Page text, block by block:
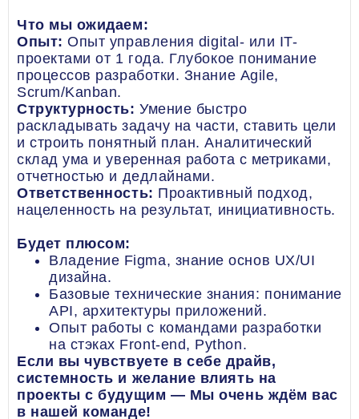
Что мы ожидаем:
Опыт: Опыт управления digital- или IT-
проектами от 1 года. Глубокое понимание
процессов разработки. Знание Agile,
Scrum/Kanban.
Структурность:Умение быстро
раскладывать задачу на части, ставить цели
и строить понятный план. Аналитический
склад ума и уверенная работа с метриками,
отчетностью и дедлайнами.
Ответственность: Проактивный подход,
нацеленность на результат, инициативность.
Будет плюсом:
Владение Figma, знание основ UX/UI
дизайна.
Базовые технические знания: понимание
API, архитектуры приложений.
Опыт работы с командами разработки
на стэках Front-end, Python.
Если вы чувствуете в себе драйв,
системность и желание влиять на
проекты с будущим — Мы очень ждём вас
в нашей команде!